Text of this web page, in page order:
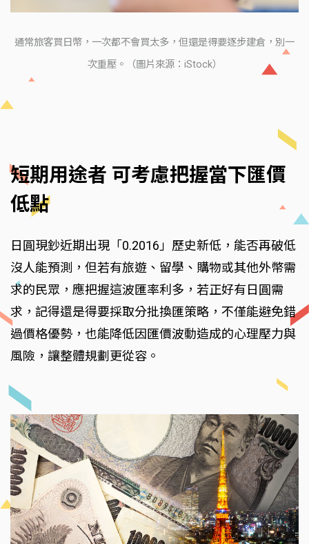
通常旅客買日幣，一次都不會買太多，但還是得要逐步建倉，別一
次重壓。（圖片來源：iStock）
短期用途者 可考慮把握當下匯價
低點
日圓現鈔近期出現「0.2016」歷史新低，能否再破低
沒人能預測，但若有旅遊、留學、購物或其他外幣需
求的民眾，應把握這波匯率利多，若正好有日圓需
求，記得還是得要採取分批換匯策略，不僅能避免錯
過價格優勢，也能降低因匯價波動造成的心理壓力與
風險，讓整體規劃更從容。